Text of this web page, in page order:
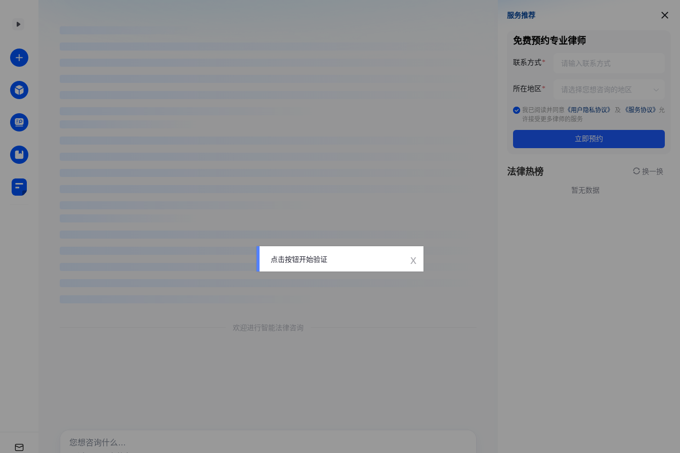
欢迎进行智能法律咨询
服务推荐
服务推荐
免费预约专业律师
联系方式
所在地区
我已阅读并同意 《用户隐私协议》 及 《服务协议》 允
许接受更多律师的服务
立即预约
法律热榜 换一换
暂无数据
点击按钮开始验证 x